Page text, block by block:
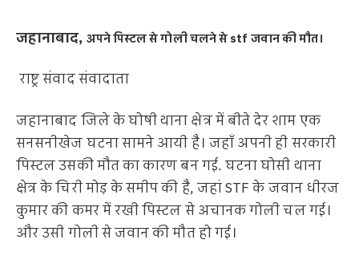
जहानाबाद, अपने पिस्टल से गोली चलने से stf जवान की मौत।
राष्ट्र संवाद संवादाता
जहानाबाद जिले के घोषी थाना क्षेत्र में बीते देर शाम एक
सनसनीखेज घटना सामने आयी है। जहाँ अपनी ही सरकारी
पिस्टल उसकी मौत का कारण बन गई. घटना घोसी थाना
क्षेत्र के चिरी मोड़ के समीप की है, जहां STF के जवान धीरज
कुमार की कमर में रखी पिस्टल से अचानक गोली चल गई।
और उसी गोली से जवान की मौत हो गई।